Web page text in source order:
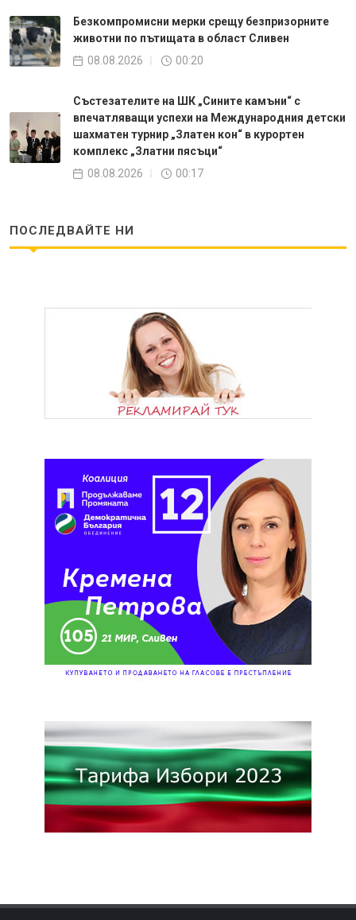
Безкомпромисни мерки срещу безпризорните
животни по пътищата в област Сливен
08.08.2026
00:20
Състезателите на ШК „Сините камъни“ с
впечатляващи успехи на Международния детски
шахматен турнир „Златен кон“ в курортен
комплекс „Златни пясъци“
08.08.2026
00:17
ПОСЛЕДВАЙТЕ НИ